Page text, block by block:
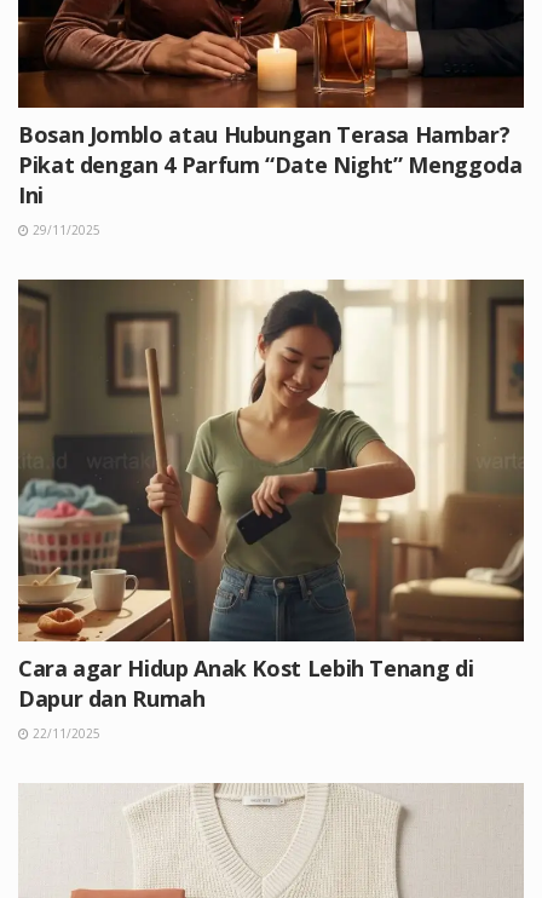
Bosan Jomblo atau Hubungan Terasa Hambar?
Pikat dengan 4 Parfum “Date Night” Menggoda
Ini
29/11/2025
Cara agar Hidup Anak Kost Lebih Tenang di
Dapur dan Rumah
22/11/2025